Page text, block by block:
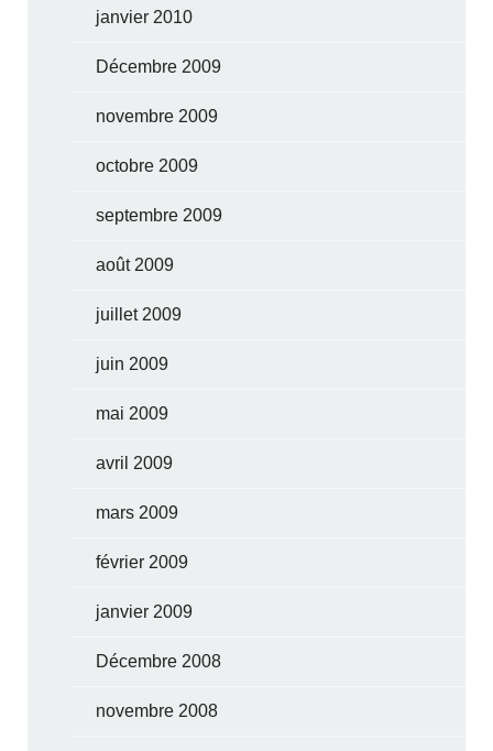
janvier 2010
Décembre 2009
novembre 2009
octobre 2009
septembre 2009
août 2009
juillet 2009
juin 2009
mai 2009
avril 2009
mars 2009
février 2009
janvier 2009
Décembre 2008
novembre 2008